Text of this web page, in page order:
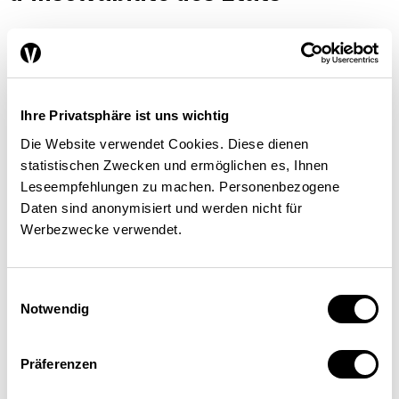
Ihre Privatsphäre ist uns wichtig
Die Website verwendet Cookies. Diese dienen
statistischen Zwecken und ermöglichen es, Ihnen
Leseempfehlungen zu machen. Personenbezogene
Daten sind anonymisiert und werden nicht für
Werbezwecke verwendet.
Notwendig
Präferenzen
FINANCE / FISCALITÉ
Ugo Panizza| 24.11.16